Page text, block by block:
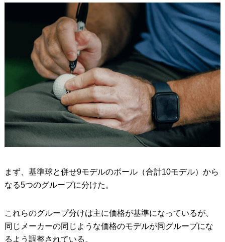
まず、基準球と併せ9モデルのボール（合計10モデル）から
なる5つのグループに分けた。
これらのグループ分けは主に価格が基準になっているが、
同じメーカーの同じような価格のモデルが同グループにな
るよう調整されている。